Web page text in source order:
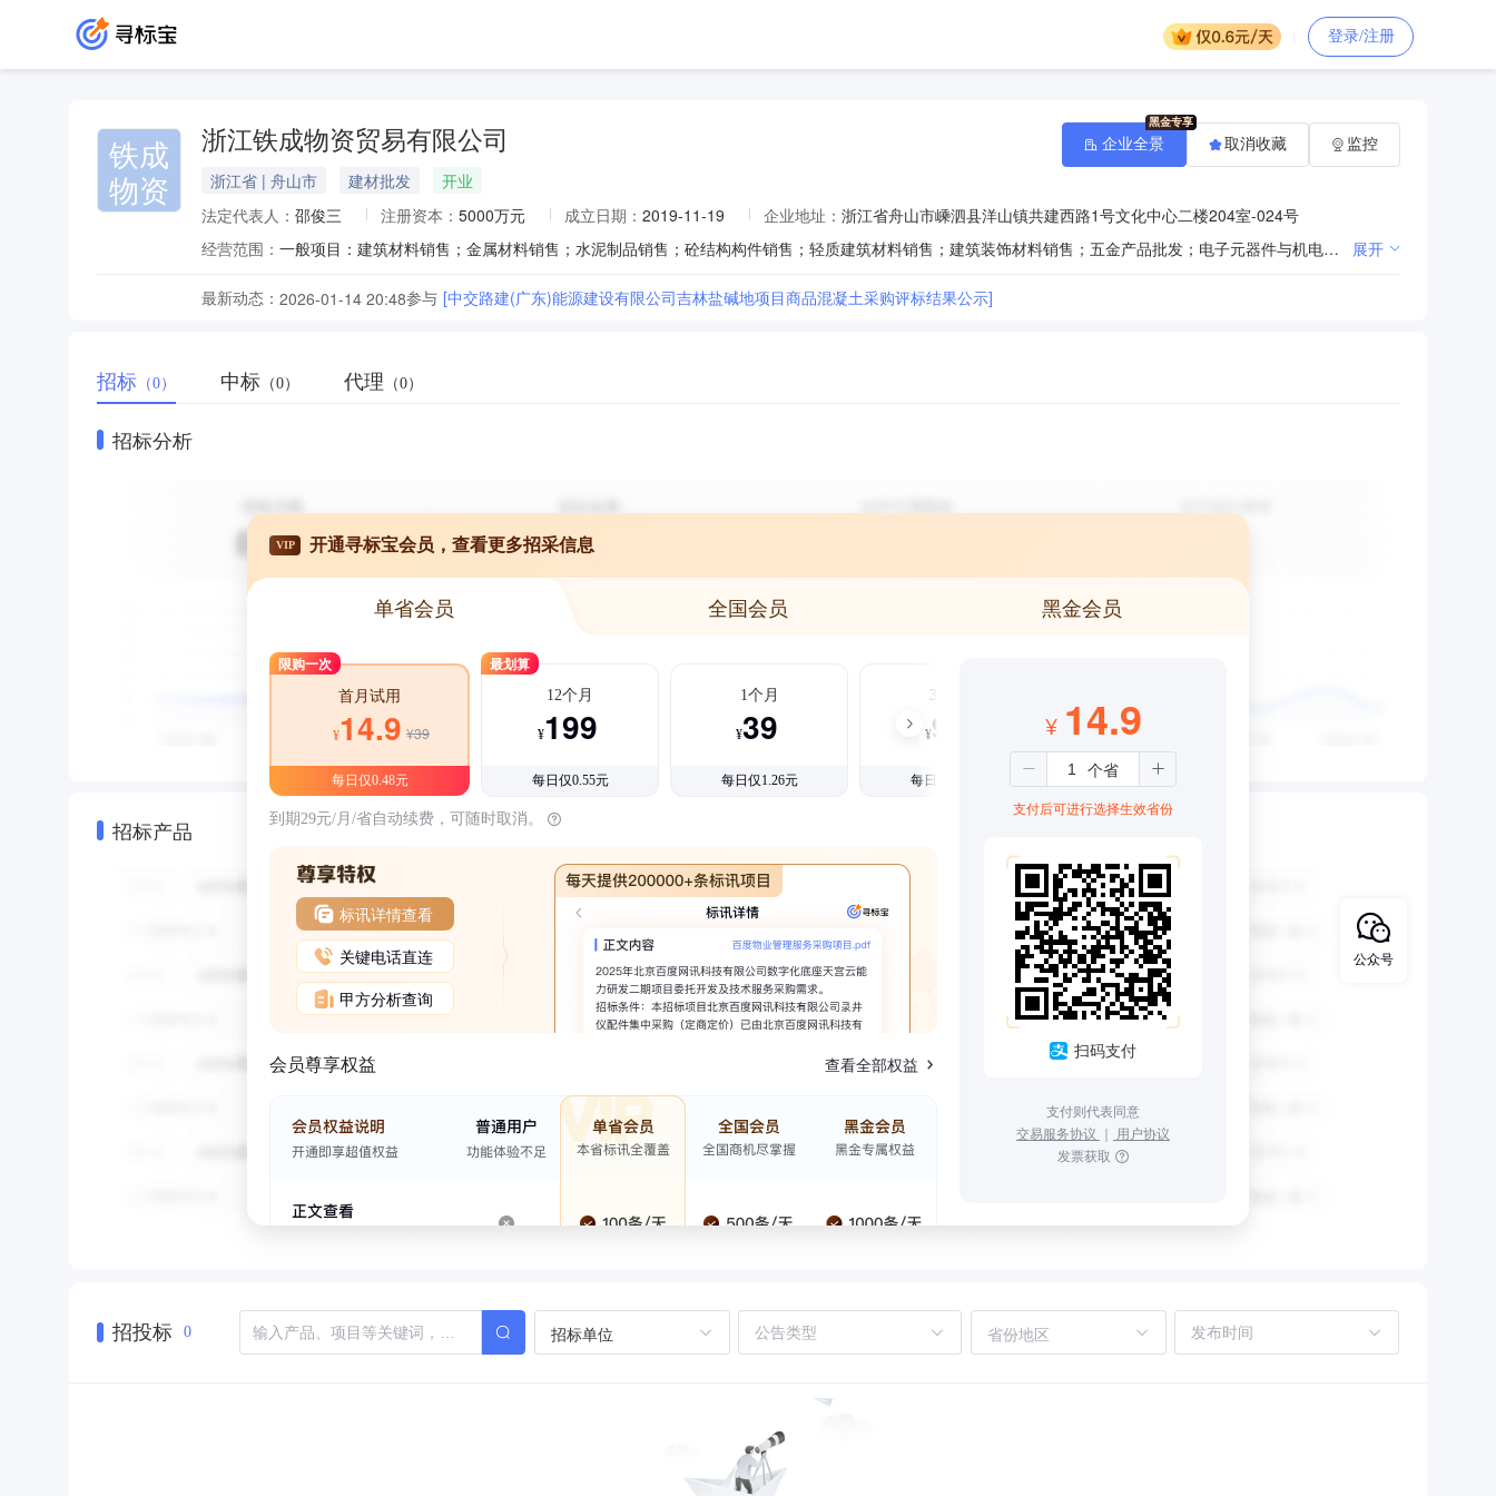
登录/注册
铁成
物资
浙江铁成物资贸易有限公司
浙江省 | 舟山市 建材批发
开业
法定代表人： 邵俊三 注册资本： 5000万元 成立日期： 2019-11-19 企业地址： 浙江省舟山市嵊泗县洋山镇共建西路1号文化中心二楼204室-024号
经营范围：
一般项目：建筑材料销售；金属材料销售；水泥制品销售；砼结构构件销售；轻质建筑材料销售；建筑装饰材料销售；五金产品批发；电子元器件与机电组件设备销售；通讯设备销售；建筑用金属配件销售；电线、电缆经营；铁路专用测量或检验仪器销售；建筑工程用机械销售；特种设备销售；非金属矿及制品销售；炼焦；石油制品制造（不含危险化学品）；金属制品销售；化工产品销售（不含许可类化工产品）；城市绿化管理；花卉种植；农副产品销售；土石方工程施工；园林绿化工程施工；普通货物仓储服务（不含危险化学品等需许可审批的项目）；货物进出口；道路货物运输站经营；装卸搬运；住宅水电安装维护服务；物业管理；社会经济咨询服务；石油制品销售（不含危险化学品）；石棉制品销售；石棉制品制造；炼油、化工生产专用设备销售；深海石油钻探设备销售；石油钻采专用设备销售；金属工具销售；非金属矿物制品制造；专用化学产品销售（不含危险化学品）(除依法须经批准的项目外，凭营业执照依法自主开展经营活动)。许可项目：建设工程施工；道路货物运输（不含危险货物）；危险废物经营(依法须经批准的项目，经相关部门批准后方可开展经营活动，具体经营项目以审批结果为准)。 展开
最新动态： 2026-01-14 20:48参与 [中交路建(广东)能源建设有限公司吉林盐碱地项目商品混凝土采购评标结果公示]
企业全景 取消收藏 监控
招标 （0） 中标 （0） 代理 （0）
招标分析
招标产品
VIP 开通寻标宝会员，查看更多招采信息
单省会员 全国会员 黑金会员
限购一次
首月试用
¥14.9 ¥39
每日仅0.48元
最划算
12个月
¥199
每日仅0.55元
1个月
¥39
每日仅1.26元
3个月
¥99
每日仅1.08元
到期29元/月/省自动续费，可随时取消。
标讯详情查看
关键电话直连
甲方分析查询
会员尊享权益 查看全部权益
¥ 14.9
支付后可进行选择生效省份
扫码支付
支付则代表同意
交易服务协议 ｜ 用户协议
发票获取
招投标 0 招标单位 省份地区
公众号